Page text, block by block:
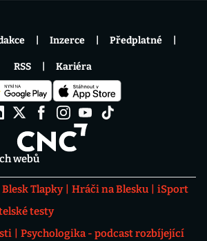
webů
Blesk Tlapky Hráči na Blesku
iSport
testy
Psychologika - podcast rozbíjející
Inzerce Předplatné
RSS Kariéra